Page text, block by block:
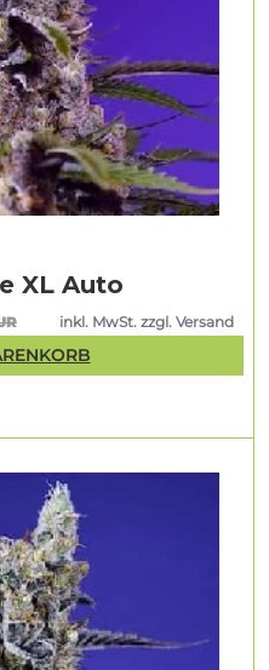
XL Auto
inkl. MwSt. zzgl. Versand